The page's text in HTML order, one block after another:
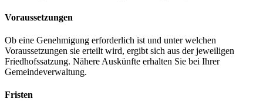
Voraussetzungen
Ob eine Genehmigung erforderlich ist und unter welchen
Voraussetzungen sie erteilt wird, ergibt sich aus der jeweiligen
Friedhofssatzung. Nähere Auskünfte erhalten Sie bei Ihrer
Gemeindeverwaltung.
Fristen